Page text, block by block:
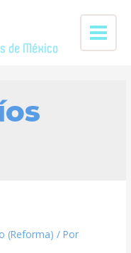
(Reforma) / Por